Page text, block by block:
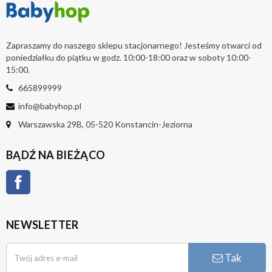
Zapraszamy do naszego sklepu stacjonarnego! Jesteśmy otwarci od
poniedziałku do piątku w godz. 10:00-18:00 oraz w soboty 10:00-
15:00.
665899999
info@babyhop.pl
Warszawska 29B, 05-520 Konstancin-Jeziorna
BĄDŹ NA BIEŻĄCO
NEWSLETTER
Tak